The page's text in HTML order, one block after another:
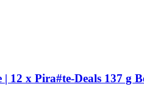
12 x Pira#te-Deals 137 g